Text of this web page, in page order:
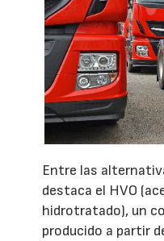
Entre las
destaca el HVO
hidrotratado), un
producido a partir